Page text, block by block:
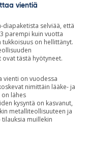
vientiä
selviää, että
parempi kuin vuotta
on hellittänyt.
tästä hyötyneet.
vienti on vuodessa
nimittäin lääke- ja
lähes
kysyntä on kasvanut,
metalliteollisuuteen ja
muillekin